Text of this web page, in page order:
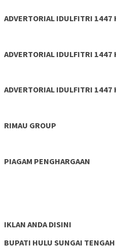
ADVERTORIAL IDULFITRI 1447
ADVERTORIAL IDULFITRI 1447
ADVERTORIAL IDULFITRI 1447
RIMAU GROUP
PIAGAM PENGHARGAAN
IKLAN ANDA DISINI
BUPATI HULU SUNGAI TENGAH